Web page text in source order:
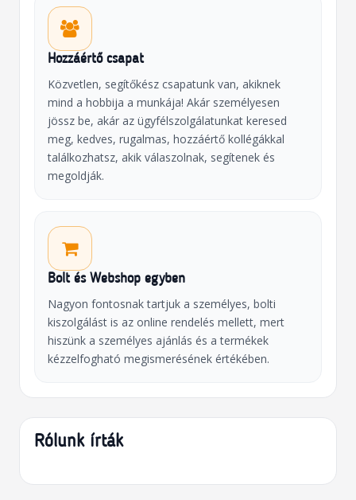
Hozzáértő csapat
Közvetlen, segítőkész csapatunk van, akiknek
mind a hobbija a munkája! Akár személyesen
jössz be, akár az ügyfélszolgálatunkat keresed
meg, kedves, rugalmas, hozzáértő kollégákkal
találkozhatsz, akik válaszolnak, segítenek és
megoldják.
Bolt és Webshop egyben
Nagyon fontosnak tartjuk a személyes, bolti
kiszolgálást is az online rendelés mellett, mert
hiszünk a személyes ajánlás és a termékek
kézzelfogható megismerésének értékében.
Rólunk írták